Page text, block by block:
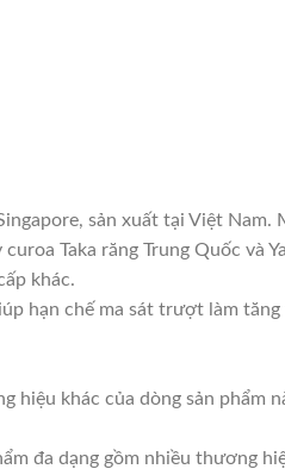
sản xuất tại Việt Nam.
Taka răng Trung Quốc và
khác.
hạn chế ma sát trượt làm
hiệu khác của dòng sản phẩm
đa dạng gồm nhiều thương